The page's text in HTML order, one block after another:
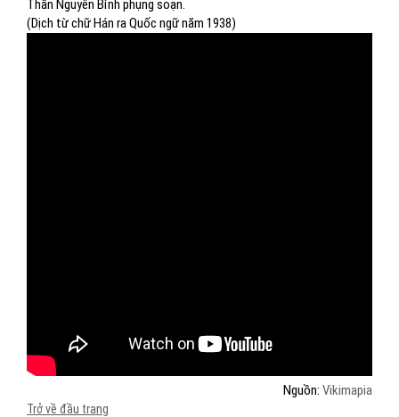
Thần Nguyễn Bỉnh phụng soạn.
(Dịch từ chữ Hán ra Quốc ngữ năm 1938)
Nguồn: Vikimapia
Trở về đầu trang